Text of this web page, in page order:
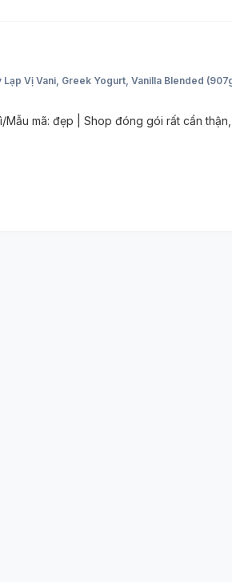
Lạp Vị Vani, Greek Yogurt, Vanilla Blended
Mẫu mã: đẹp | Shop đóng gói rất cẩn